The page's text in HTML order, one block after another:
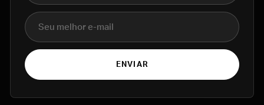
E-mail
ENVIAR